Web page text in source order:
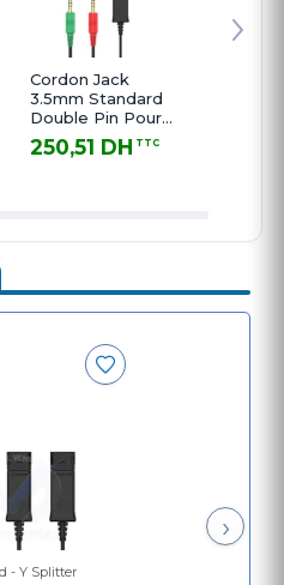
Cordon Jack
3.5mm Standard
Double Pin Pour
PC
250,51 DH TTC
›
- Y Splitter